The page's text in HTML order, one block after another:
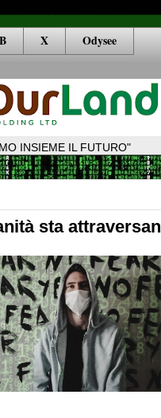
X Odysee
INSIEME IL FUTURO"
sta